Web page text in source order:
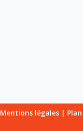
Mentions légales |